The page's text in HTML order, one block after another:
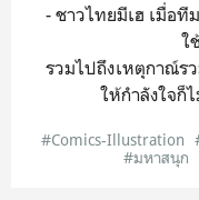
- ชาวไทยมีเฮ เมื่อที
ใ
รวมไปถึงเหตุกาณ์ร
ให้กำลังใจก็
#Comics-Illustration
#มหาสนุก